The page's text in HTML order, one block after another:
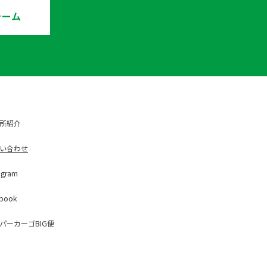
ム
紹介
合わせ
ram
ook
ーカーゴBIG便